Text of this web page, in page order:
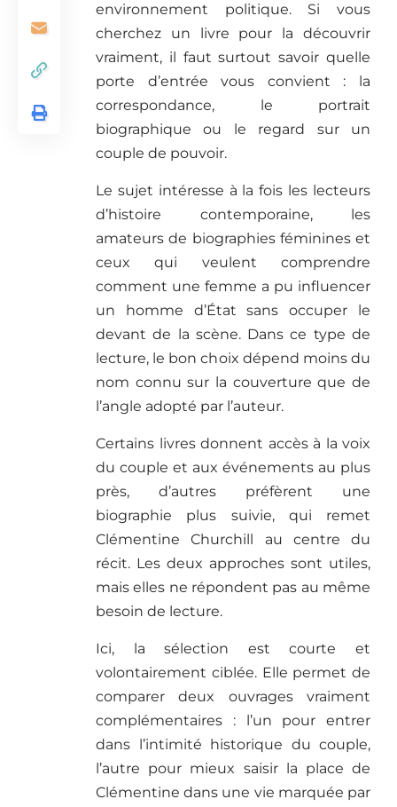
environnement politique. Si vous
cherchez un livre pour la découvrir
vraiment, il faut surtout savoir quelle
porte d’entrée vous convient : la
correspondance, le portrait
biographique ou le regard sur un
couple de pouvoir.
Le sujet intéresse à la fois les lecteurs
d’histoire contemporaine, les
amateurs de biographies féminines et
ceux qui veulent comprendre
comment une femme a pu influencer
un homme d’État sans occuper le
devant de la scène. Dans ce type de
lecture, le bon choix dépend moins du
nom connu sur la couverture que de
l’angle adopté par l’auteur.
Certains livres donnent accès à la voix
du couple et aux événements au plus
près, d’autres préfèrent une
biographie plus suivie, qui remet
Clémentine Churchill au centre du
récit. Les deux approches sont utiles,
mais elles ne répondent pas au même
besoin de lecture.
Ici, la sélection est courte et
volontairement ciblée. Elle permet de
comparer deux ouvrages vraiment
complémentaires : l’un pour entrer
dans l’intimité historique du couple,
l’autre pour mieux saisir la place de
Clémentine dans une vie marquée par